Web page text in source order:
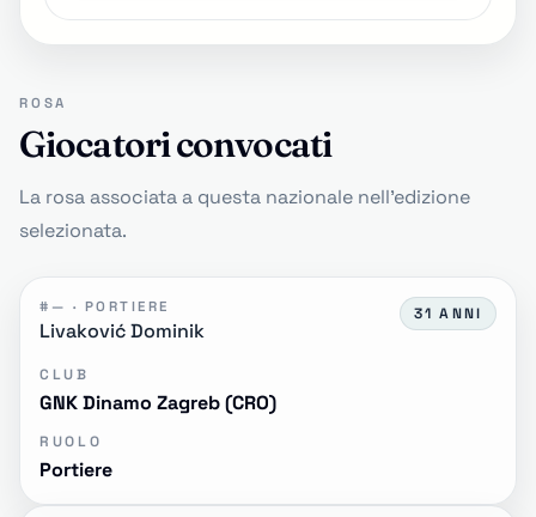
ROSA
Giocatori convocati
La rosa associata a questa nazionale nell'edizione
selezionata.
#— · PORTIERE
Livaković Dominik
31 ANNI
CLUB
GNK Dinamo Zagreb (CRO)
RUOLO
Portiere